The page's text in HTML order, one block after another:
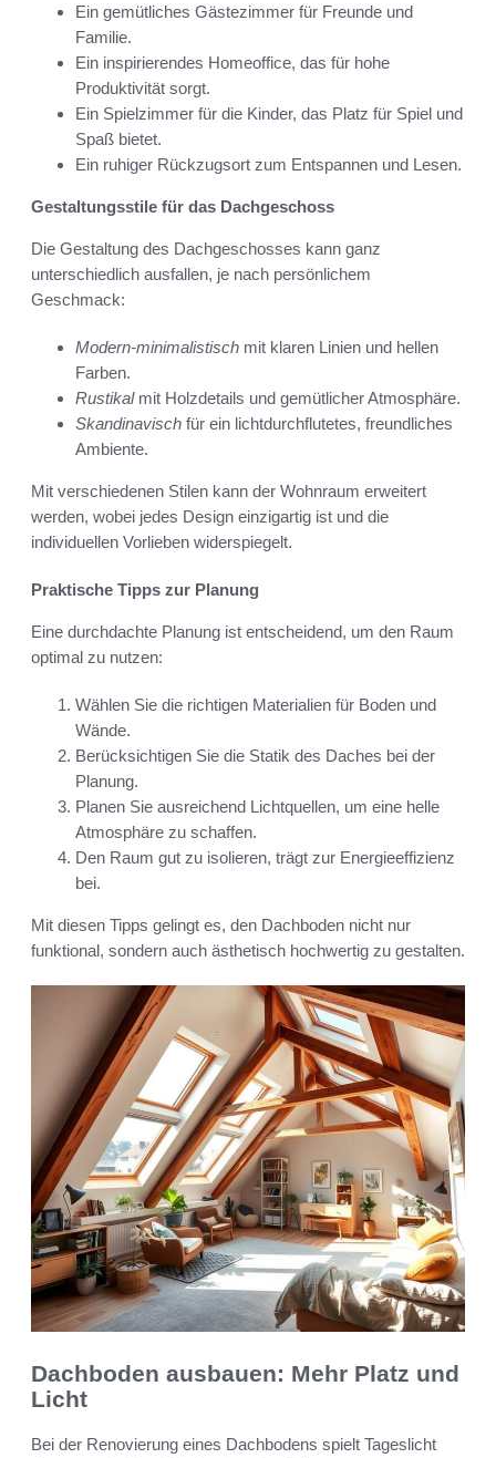
Ein gemütliches Gästezimmer für Freunde und
Familie.
Ein inspirierendes Homeoffice, das für hohe
Produktivität sorgt.
Ein Spielzimmer für die Kinder, das Platz für Spiel und
Spaß bietet.
Ein ruhiger Rückzugsort zum Entspannen und Lesen.
Gestaltungsstile für das Dachgeschoss
Die Gestaltung des Dachgeschosses kann ganz
unterschiedlich ausfallen, je nach persönlichem
Geschmack:
Modern-minimalistisch mit klaren Linien und hellen
Farben.
Rustikalmit Holzdetails und gemütlicher Atmosphäre.
Skandinavisch für ein lichtdurchflutetes, freundliches
Ambiente.
Mit verschiedenen Stilen kann der Wohnraum erweitert
werden, wobei jedes Design einzigartig ist und die
individuellen Vorlieben widerspiegelt.
Praktische Tipps zur Planung
Eine durchdachte Planung ist entscheidend, um den Raum
optimal zu nutzen:
Wählen Sie die richtigen Materialien für Boden und
Wände.
Berücksichtigen Sie die Statik des Daches bei der
Planung.
Planen Sie ausreichend Lichtquellen, um eine helle
Atmosphäre zu schaffen.
Den Raum gut zu isolieren, trägt zur Energieeffizienz
bei.
Mit diesen Tipps gelingt es, den Dachboden nicht nur
funktional, sondern auch ästhetisch hochwertig zu gestalten.
Dachboden ausbauen: Mehr Platz und
Licht
Bei der Renovierung eines Dachbodens spielt Tageslicht